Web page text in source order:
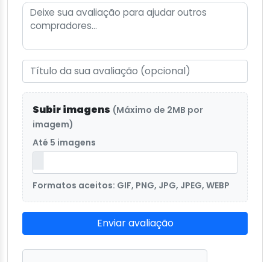
Subir imagens (Máximo de 2MB por
imagem)
Até 5 imagens
Formatos aceitos: GIF, PNG, JPG, JPEG, WEBP
Enviar avaliação